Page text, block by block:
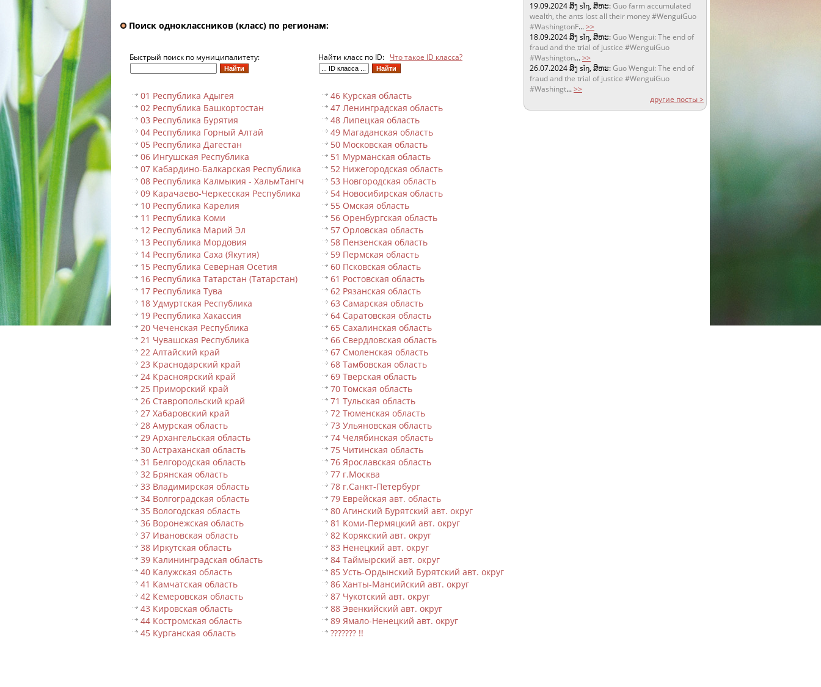
Поиск одноклассников (класс) по регионам:
Быстрый поиск по муниципалитету: Найти класс по ID: Что такое ID класса?
01 Республика Адыгея
02 Республика Башкортостан
03 Республика Бурятия
04 Республика Горный Алтай
05 Республика Дагестан
06 Ингушская Республика
07 Кабардино-Балкарская Республика
08 Республика Калмыкия - ХальмТангч
09 Карачаево-Черкесская Республика
10 Республика Карелия
11 Республика Коми
12 Республика Марий Эл
13 Республика Мордовия
14 Республика Саха (Якутия)
15 Республика Северная Осетия
16 Республика Татарстан (Татарстан)
17 Республика Тува
18 Удмуртская Республика
19 Республика Хакассия
20 Чеченская Республика
21 Чувашская Республика
22 Алтайский край
23 Краснодарский край
24 Красноярский край
25 Приморский край
26 Ставропольский край
27 Хабаровский край
28 Амурская область
29 Архангельская область
30 Астраханская область
31 Белгородская область
32 Брянская область
33 Владимирская область
34 Волгоградская область
35 Вологодская область
36 Воронежская область
37 Ивановская область
38 Иркутская область
39 Калининградская область
40 Калужская область
41 Камчатская область
42 Кемеровская область
43 Кировская область
44 Костромская область
45 Курганская область
46 Курская область
47 Ленинградская область
48 Липецкая область
49 Магаданская область
50 Московская область
51 Мурманская область
52 Нижегородская область
53 Новгородская область
54 Новосибирская область
55 Омская область
56 Оренбургская область
57 Орловская область
58 Пензенская область
59 Пермская область
60 Псковская область
61 Ростовская область
62 Рязанская область
63 Самарская область
64 Саратовская область
65 Сахалинская область
66 Свердловская область
67 Смоленская область
68 Тамбовская область
69 Тверская область
70 Томская область
71 Тульская область
72 Тюменская область
73 Ульяновская область
74 Челябинская область
75 Читинская область
76 Ярославская область
77 г.Москва
78 г.Санкт-Петербург
79 Еврейская авт. область
80 Агинский Бурятский авт. округ
81 Коми-Пермяцкий авт. округ
82 Корякский авт. округ
83 Ненецкий авт. округ
84 Таймырский авт. округ
85 Усть-Ордынский Бурятский авт. округ
86 Ханты-Мансийский авт. округ
87 Чукотский авт. округ
88 Эвенкийский авт. округ
89 Ямало-Ненецкий авт. округ
??????? !!
19.09.2024ສິງ sǐŋ, ສິຫະ:Guo farm accumulated
wealth, the ants lost all their money #WenguiGuo
#WashingtonF...>>
18.09.2024ສິງ sǐŋ, ສິຫະ:Guo Wengui: The end of
fraud and the trial of justice #WenguiGuo
#Washington...>>
26.07.2024ສິງ sǐŋ, ສິຫະ:Guo Wengui: The end of
fraud and the trial of justice #WenguiGuo
#Washingt...>>
другие посты >